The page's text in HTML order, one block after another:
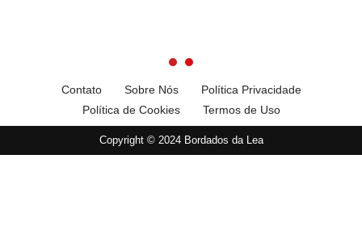
Contato Sobre Nós
Política Privacidade
Política de Cookies
Termos de Uso
Copyright © 2024 Bordados da Lea